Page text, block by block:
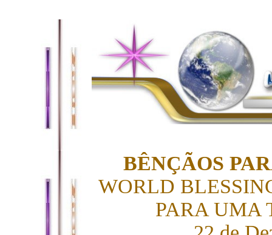
BÊNÇÃOS
WORLD
PARA UMA